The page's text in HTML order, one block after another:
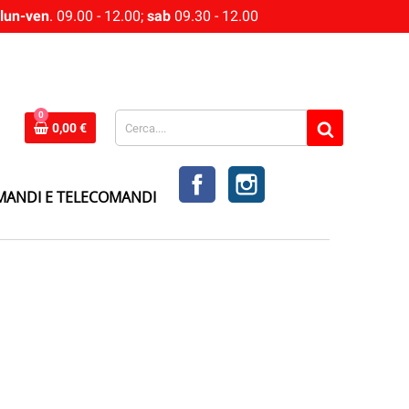
lun-ven. 09.00 - 12.00; sab 09.30 - 12.00
0
0,00 €
E TELECOMANDI
FACEBOOKINSTAGRAM